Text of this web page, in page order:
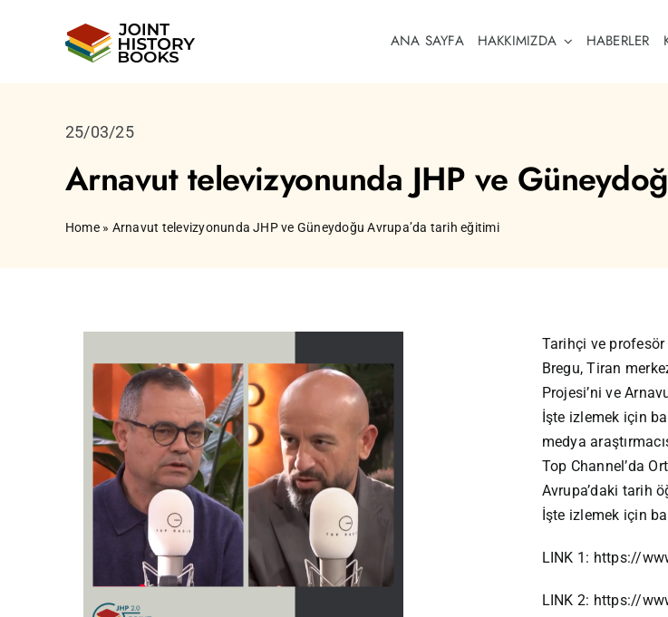
ANA SAYFA HAKKIMIZDA HABERLER
25/03/25
Arnavut televizyonunda JHP ve
Home» Arnavut televizyonunda JHP ve Güneydoğu Avrupa’da tarih eğitimi
Tarihçi ve profesör
Bregu, Tiran
Projesi’ni ve
İşte izlemek için
medya
Top Channel’da
Avrupa’daki tarih
İşte izlemek için
LINK 1: https://
LINK 2: https://